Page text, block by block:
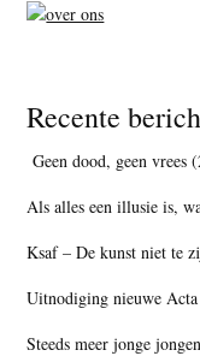
Recente
Geen dood, geen vrees
Als alles een illusie is,
Ksaf – De kunst niet te
Uitnodiging nieuwe Acta
Steeds meer jonge